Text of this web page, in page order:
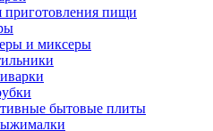
приготовления пищи
и миксеры
бытовые плиты